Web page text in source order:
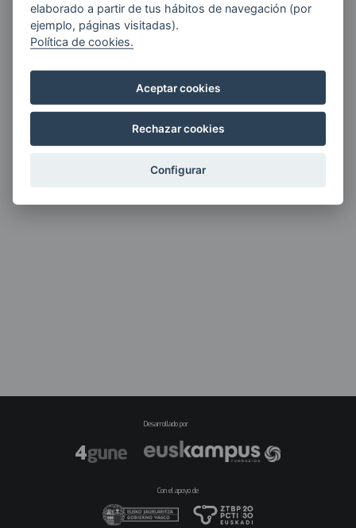
Decana de la Facultad de
Farmacia, UPV/EHU.
Desarrollado por
Con el apoyo de
elaborado a partir de tus hábitos de navegación (por
ejemplo, páginas visitadas).
Política de cookies.
Aceptar cookies
Rechazar cookies
Configurar